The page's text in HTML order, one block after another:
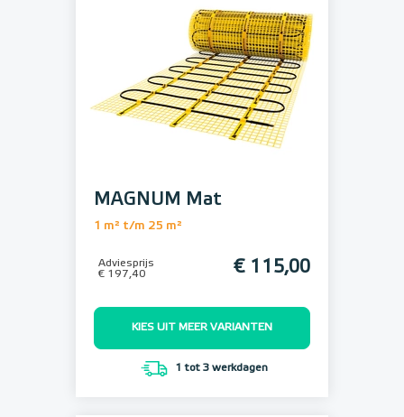
MAGNUM Mat
1 m² t/m 25 m²
Adviesprijs
€ 197,40
€ 115,00
KIES UIT MEER VARIANTEN
1 tot 3 werkdagen